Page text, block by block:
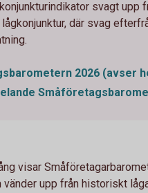
svagt upp
där svag
2026 (avser
visar
vänder upp från historiskt